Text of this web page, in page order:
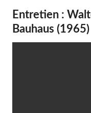
Entretien :
Bauhaus (1965)